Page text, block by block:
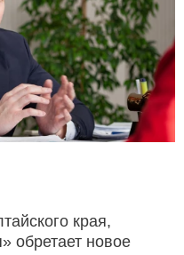
края,
обретает новое